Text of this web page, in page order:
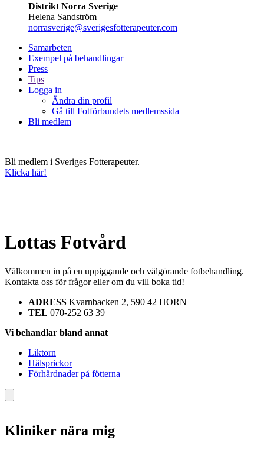
Distrikt Norra Sverige
Helena Sandström
norrasverige@sverigesfotterapeuter.com
Samarbeten
Exempel på behandlingar
Press
Tips
Logga in
Ändra din profil
Gå till Fotförbundets medlemssida
Bli medlem
Bli medlem i Sveriges Fotterapeuter.
Klicka här!
Lottas Fotvård
Välkommen in på en uppiggande och välgörande fotbehandling.
Kontakta oss för frågor eller om du vill boka tid!
ADRESS Kvarnbacken 2, 590 42 HORN
TEL 070-252 63 39
Vi behandlar bland annat
Liktorn
Hälsprickor
Förhårdnader på fötterna
Kliniker nära mig